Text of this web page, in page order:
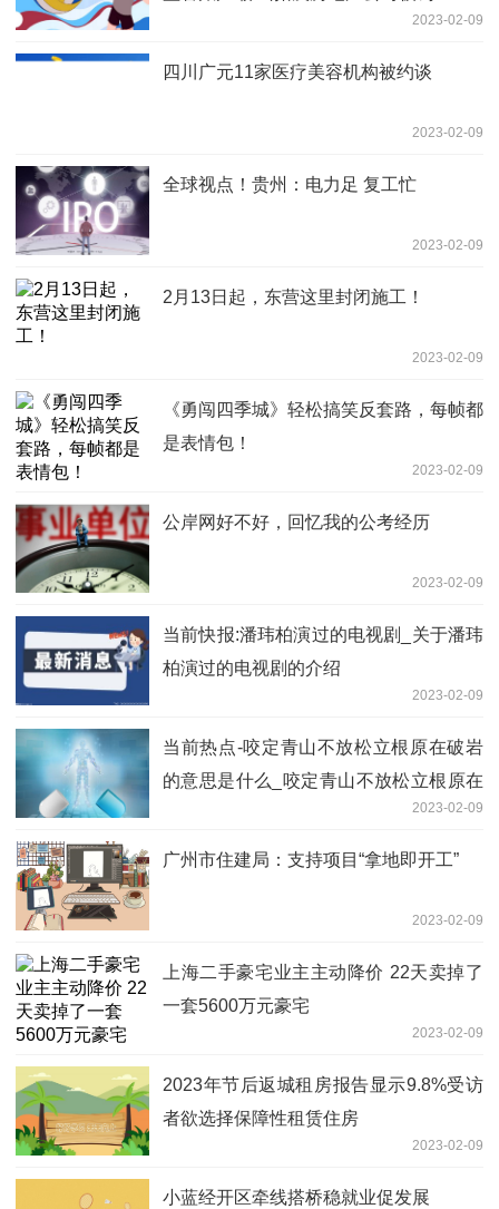
2023-02-09
四川广元11家医疗美容机构被约谈
2023-02-09
全球视点！贵州：电力足 复工忙
2023-02-09
2月13日起，东营这里封闭施工！
2023-02-09
《勇闯四季城》轻松搞笑反套路，每帧都
是表情包！
2023-02-09
公岸网好不好，回忆我的公考经历
2023-02-09
当前快报:潘玮柏演过的电视剧_关于潘玮
柏演过的电视剧的介绍
2023-02-09
当前热点-咬定青山不放松立根原在破岩
的意思是什么_咬定青山不放松立根原在
2023-02-09
广州市住建局：支持项目“拿地即开工”
2023-02-09
上海二手豪宅业主主动降价 22天卖掉了
一套5600万元豪宅
2023-02-09
2023年节后返城租房报告显示9.8%受访
者欲选择保障性租赁住房
2023-02-09
小蓝经开区牵线搭桥稳就业促发展